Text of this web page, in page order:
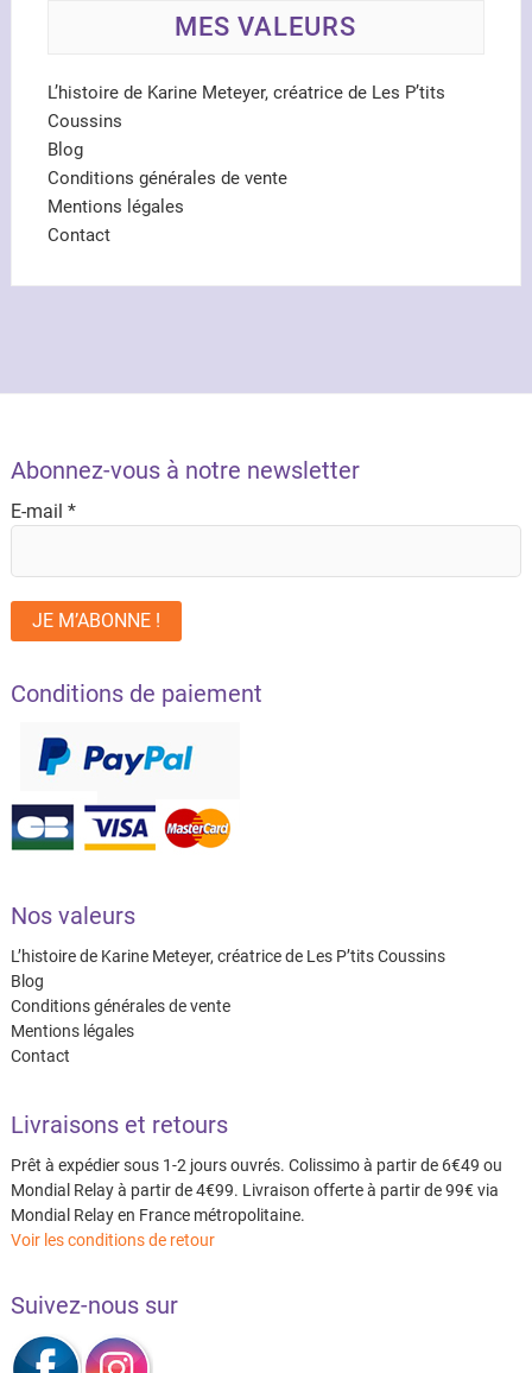
MES VALEURS
L’histoire de Karine Meteyer, créatrice de Les P’tits
Coussins
Blog
Conditions générales de vente
Mentions légales
Contact
Abonnez-vous à notre newsletter
E-mail *
Conditions de paiement
Nos valeurs
L’histoire de Karine Meteyer, créatrice de Les P’tits Coussins
Blog
Conditions générales de vente
Mentions légales
Contact
Livraisons et retours
Prêt à expédier sous 1-2 jours ouvrés. Colissimo à partir de 6€49 ou
Mondial Relay à partir de 4€99. Livraison offerte à partir de 99€ via
Mondial Relay en France métropolitaine.
Voir les conditions de retour
Suivez-nous sur